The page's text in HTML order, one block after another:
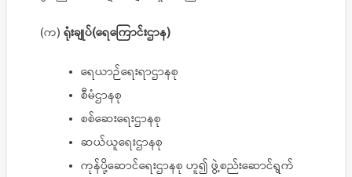
(က) ရုံးချုပ်(ရေကြောင်းဌာန)
ရေယာဉ်ရေးရာဌာနစု
စီမံဌာနစု
စစ်ဆေးရေးဌာနစု
ဆယ်ယူရေးဌာနစု
ကုန်ပို့ဆောင်ရေးဌာနစု ဟူ၍ ဖွဲ့စည်းဆောင်ရွက်